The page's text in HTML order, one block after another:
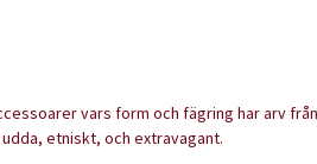
vars form och fägring har arv
etniskt, och extravagant.